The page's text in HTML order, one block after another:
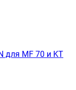
для MF 70 и KT